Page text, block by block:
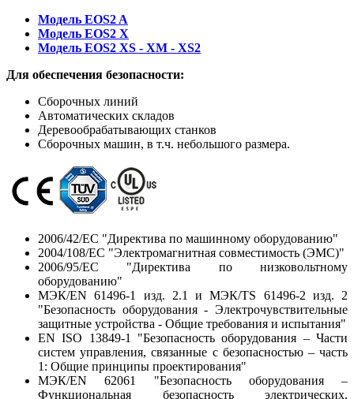
Модель EOS2 A
Модель EOS2 X
Модель EOS2 XS - XM - XS2
Для обеспечения безопасности:
Сборочных линий
Автоматических складов
Деревообрабатывающих станков
Сборочных машин, в т.ч. небольшого размера.
2006/42/EC "Директива по машинному оборудованию"
2004/108/EC "Электромагнитная совместимость (ЭМС)"
2006/95/EC "Директива по низковольтному
оборудованию"
МЭК/EN 61496-1 изд. 2.1 и МЭК/TS 61496-2 изд. 2
"Безопасность оборудования - Электрочувствительные
защитные устройства - Общие требования и испытания"
EN ISO 13849-1 "Безопасность оборудования – Части
систем управления, связанные с безопасностью – часть
1: Общие принципы проектирования"
МЭК/EN 62061 "Безопасность оборудования –
Функциональная безопасность электрических,